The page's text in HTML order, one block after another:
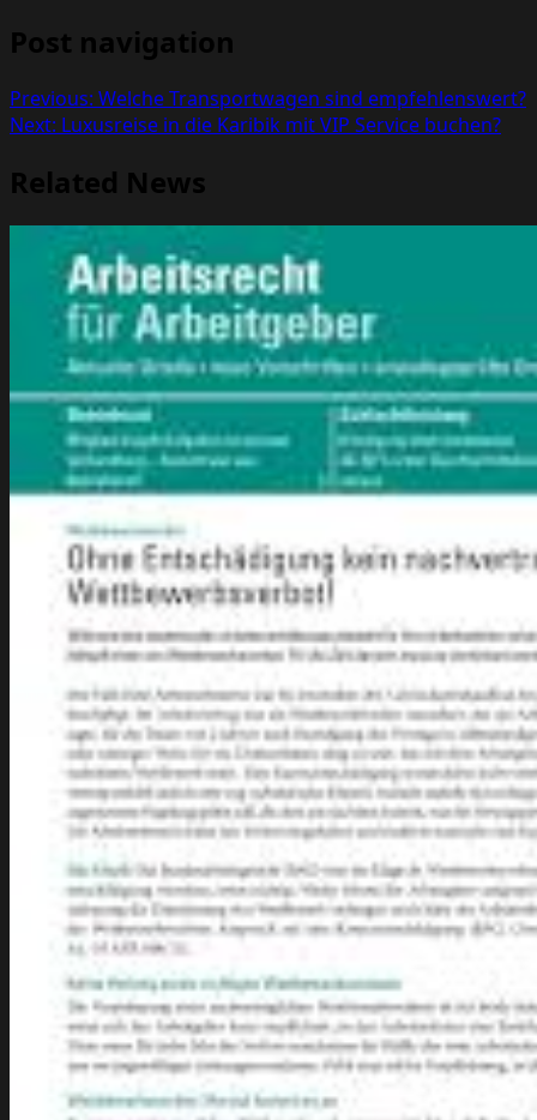
Post navigation
Previous: Welche Transportwagen sind empfehlenswert?
Next: Luxusreise in die Karibik mit VIP Service buchen?
Related News